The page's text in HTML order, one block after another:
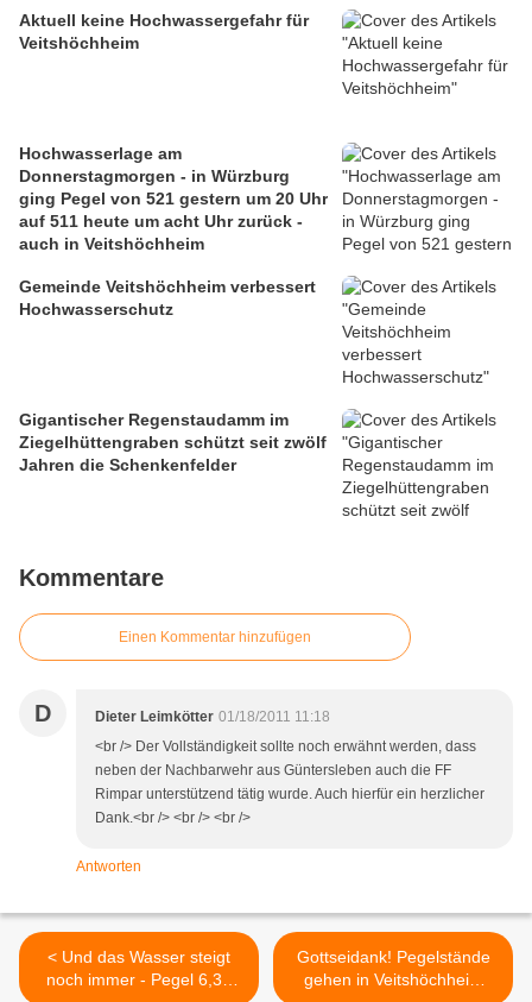
Aktuell keine Hochwassergefahr für
Veitshöchheim
Hochwasserlage am
Donnerstagmorgen - in Würzburg
ging Pegel von 521 gestern um 20 Uhr
auf 511 heute um acht Uhr zurück -
auch in Veitshöchheim
Gemeinde Veitshöchheim verbessert
Hochwasserschutz
Gigantischer Regenstaudamm im
Ziegelhüttengraben schützt seit zwölf
Jahren die Schenkenfelder
Kommentare
Einen Kommentar hinzufügen
D Dieter Leimkötter 01/18/2011 11:18
<br /> Der Vollständigkeit sollte noch erwähnt werden, dass
neben der Nachbarwehr aus Güntersleben auch die FF
Rimpar unterstützend tätig wurde. Auch hierfür ein herzlicher
Dank.<br /> <br /> <br />
Antworten
< Und das Wasser steigt
noch immer - Pegel 6,36
Gottseidank! Pegelstände
gehen in Veitshöchheim